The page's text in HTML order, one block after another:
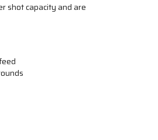
shot capacity and are